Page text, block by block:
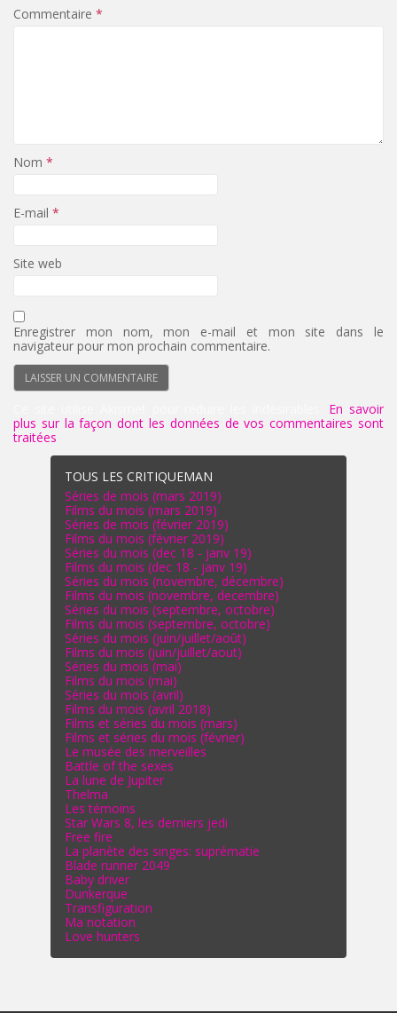
Commentaire *
Nom *
E-mail *
Site web
Enregistrer mon nom, mon e-mail et mon site dans le
navigateur pour mon prochain commentaire.
En savoir
plus sur la façon dont les données de vos commentaires sont
traitées
TOUS LES CRITIQUEMAN
Séries de mois (mars 2019)
Films du mois (mars 2019)
Séries de mois (février 2019)
Films du mois (février 2019)
Séries du mois (dec 18 - janv 19)
Films du mois (dec 18 - janv 19)
Séries du mois (novembre, décembre)
Films du mois (novembre, decembre)
Séries du mois (septembre, octobre)
Films du mois (septembre, octobre)
Séries du mois (juin/juillet/août)
Films du mois (juin/juillet/aout)
Séries du mois (mai)
Films du mois (mai)
Séries du mois (avril)
Films du mois (avril 2018)
Films et séries du mois (mars)
Films et séries du mois (février)
Le musée des merveilles
Battle of the sexes
La lune de Jupiter
Thelma
Les témoins
Star Wars 8, les derniers jedi
Free fire
La planète des singes: suprématie
Blade runner 2049
Baby driver
Dunkerque
Transfiguration
Ma notation
Love hunters